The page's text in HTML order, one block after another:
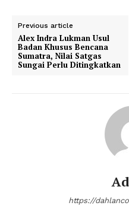
Previous article
Alex Indra Lukman Usul
Badan Khusus Bencana
Sumatra, Nilai Satgas
Sungai Perlu Ditingkatkan
https://